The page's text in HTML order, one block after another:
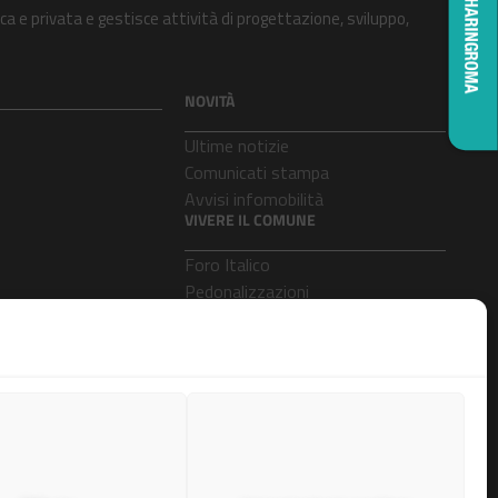
e privata e gestisce attività di progettazione, sviluppo,
NOVITÀ
Ultime notizie
Comunicati stampa
Avvisi infomobilità
VIVERE IL COMUNE
Foro Italico
Pedonalizzazioni